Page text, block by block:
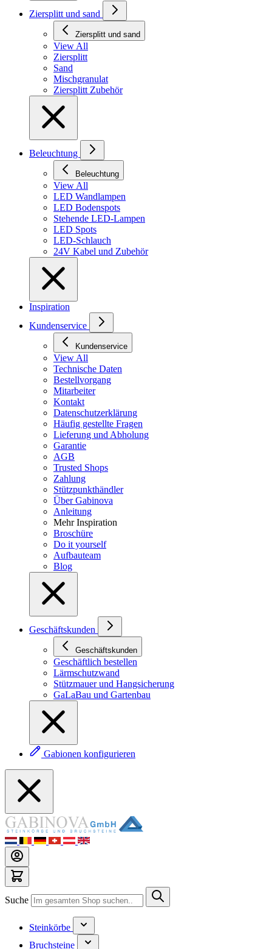
Ziersplitt und sand
Ziersplitt und sand
View All
Ziersplitt
Sand
Mischgranulat
Ziersplitt Zubehör
Beleuchtung
Beleuchtung
View All
LED Wandlampen
LED Bodenspots
Stehende LED-Lampen
LED Spots
LED-Schlauch
24V Kabel und Zubehör
Inspiration
Kundenservice
Kundenservice
View All
Technische Daten
Bestellvorgang
Mitarbeiter
Kontakt
Datenschutzerklärung
Häufig gestellte Fragen
Lieferung und Abholung
Garantie
AGB
Trusted Shops
Zahlung
Stützpunkthändler
Über Gabinova
Anleitung
Mehr Inspiration
Broschüre
Do it yourself
Aufbauteam
Blog
Geschäftskunden
Geschäftskunden
Geschäftlich bestellen
Lärmschutzwand
Stützmauer und Hangsicherung
GaLaBau und Gartenbau
Gabionen konfigurieren
Suche
Steinkörbe
Bruchsteine